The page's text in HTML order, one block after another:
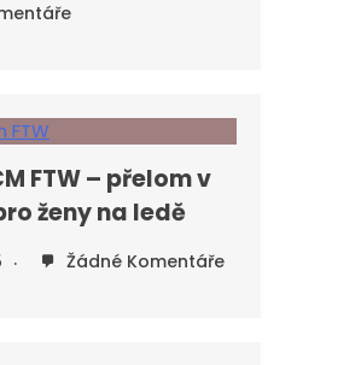
FTW – přelom v
ženy na ledě
Žádné Komentáře